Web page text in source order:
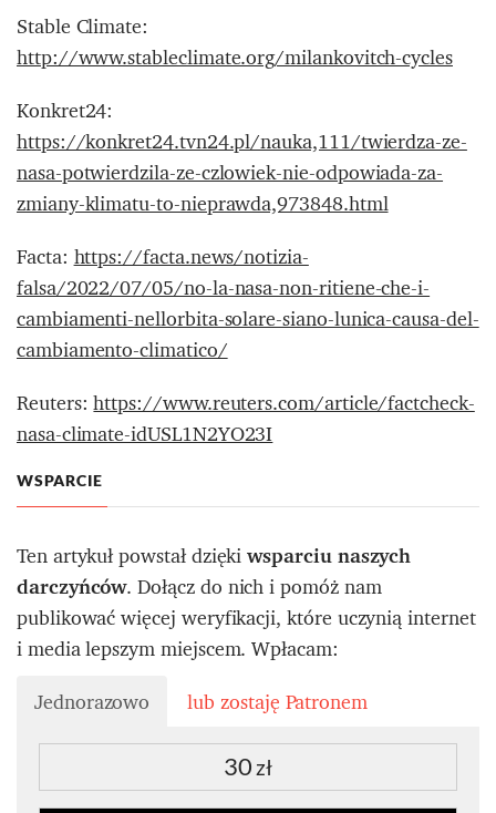
Stable Climate:
http://www.stableclimate.org/milankovitch-cycles
Konkret24:
https://konkret24.tvn24.pl/nauka,111/twierdza-ze-
nasa-potwierdzila-ze-czlowiek-nie-odpowiada-za-
zmiany-klimatu-to-nieprawda,973848.html
Facta:https://facta.news/notizia-
falsa/2022/07/05/no-la-nasa-non-ritiene-che-i-
cambiamenti-nellorbita-solare-siano-lunica-causa-del-
cambiamento-climatico/
Reuters:https://www.reuters.com/article/factcheck-
nasa-climate-idUSL1N2YO23I
WSPARCIE
Ten artykuł powstał dziękiwsparciu naszych
darczyńców. Dołącz do nich i pomóż nam
publikować więcej weryfikacji, które uczynią internet
i media lepszym miejscem. Wpłacam:
Jednorazowo
lub zostaję Patronem
30 zł